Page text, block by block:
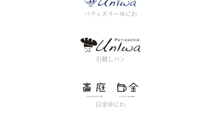
パティスリーゆにわ
引越しパン
白金ゆにわ